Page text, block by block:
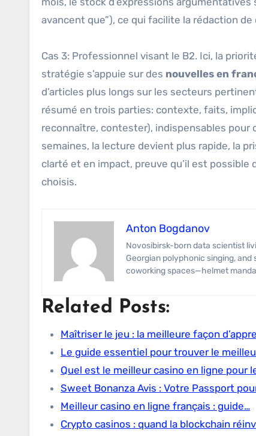
avancent que”), ce qui facilite la rédaction
Cas 3: Professionnel visant le B2. Ici, la
stratégie s’appuie sur des nouvelles en
d’articles plus longs sur les secteurs
résumé en trois parties: contexte, faits,
reconnaître, contester), indispensables pour
semaines, la lecture devient plus rapide, la
clarté et en impact, preuve qu’il est possible
choisis.
Anton Bogdanov
Novosibirsk-born data scientist living in Tbilisi for the wine and Wi-Fi. Anton’s specialties span predictive modeling,
Georgian polyphonic singing,
coworking spaces—helmet
Related Posts:
Maîtriser le jeu : la meilleure façon
Le guide essentiel pour trouver le
Quel est le meilleur casino en ligne pour
Sweet Bonanza Avis : Votre Passport
Meilleur casino en ligne français : guide…
Crypto casinos : quand la blockchain